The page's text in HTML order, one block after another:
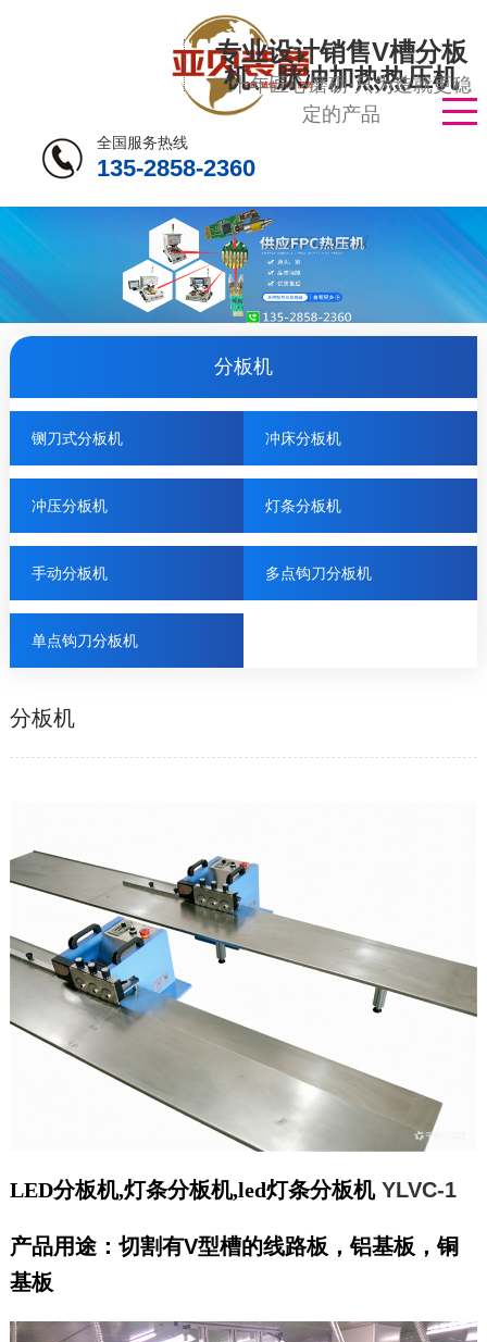
专业设计销售V槽分板
机、脉冲加热热压机
二十年匠心磨砺·只为造就更稳
定的产品
全国服务热线
135-2858-2360
分板机
铡刀式分板机 冲床分板机
冲压分板机 灯条分板机
手动分板机 多点钩刀分板机
单点钩刀分板机
分板机
LED分板机,灯条分板机,led灯条分板机 YLVC-1
产品用途：切割有V型槽的线路板，铝基板，铜
基板